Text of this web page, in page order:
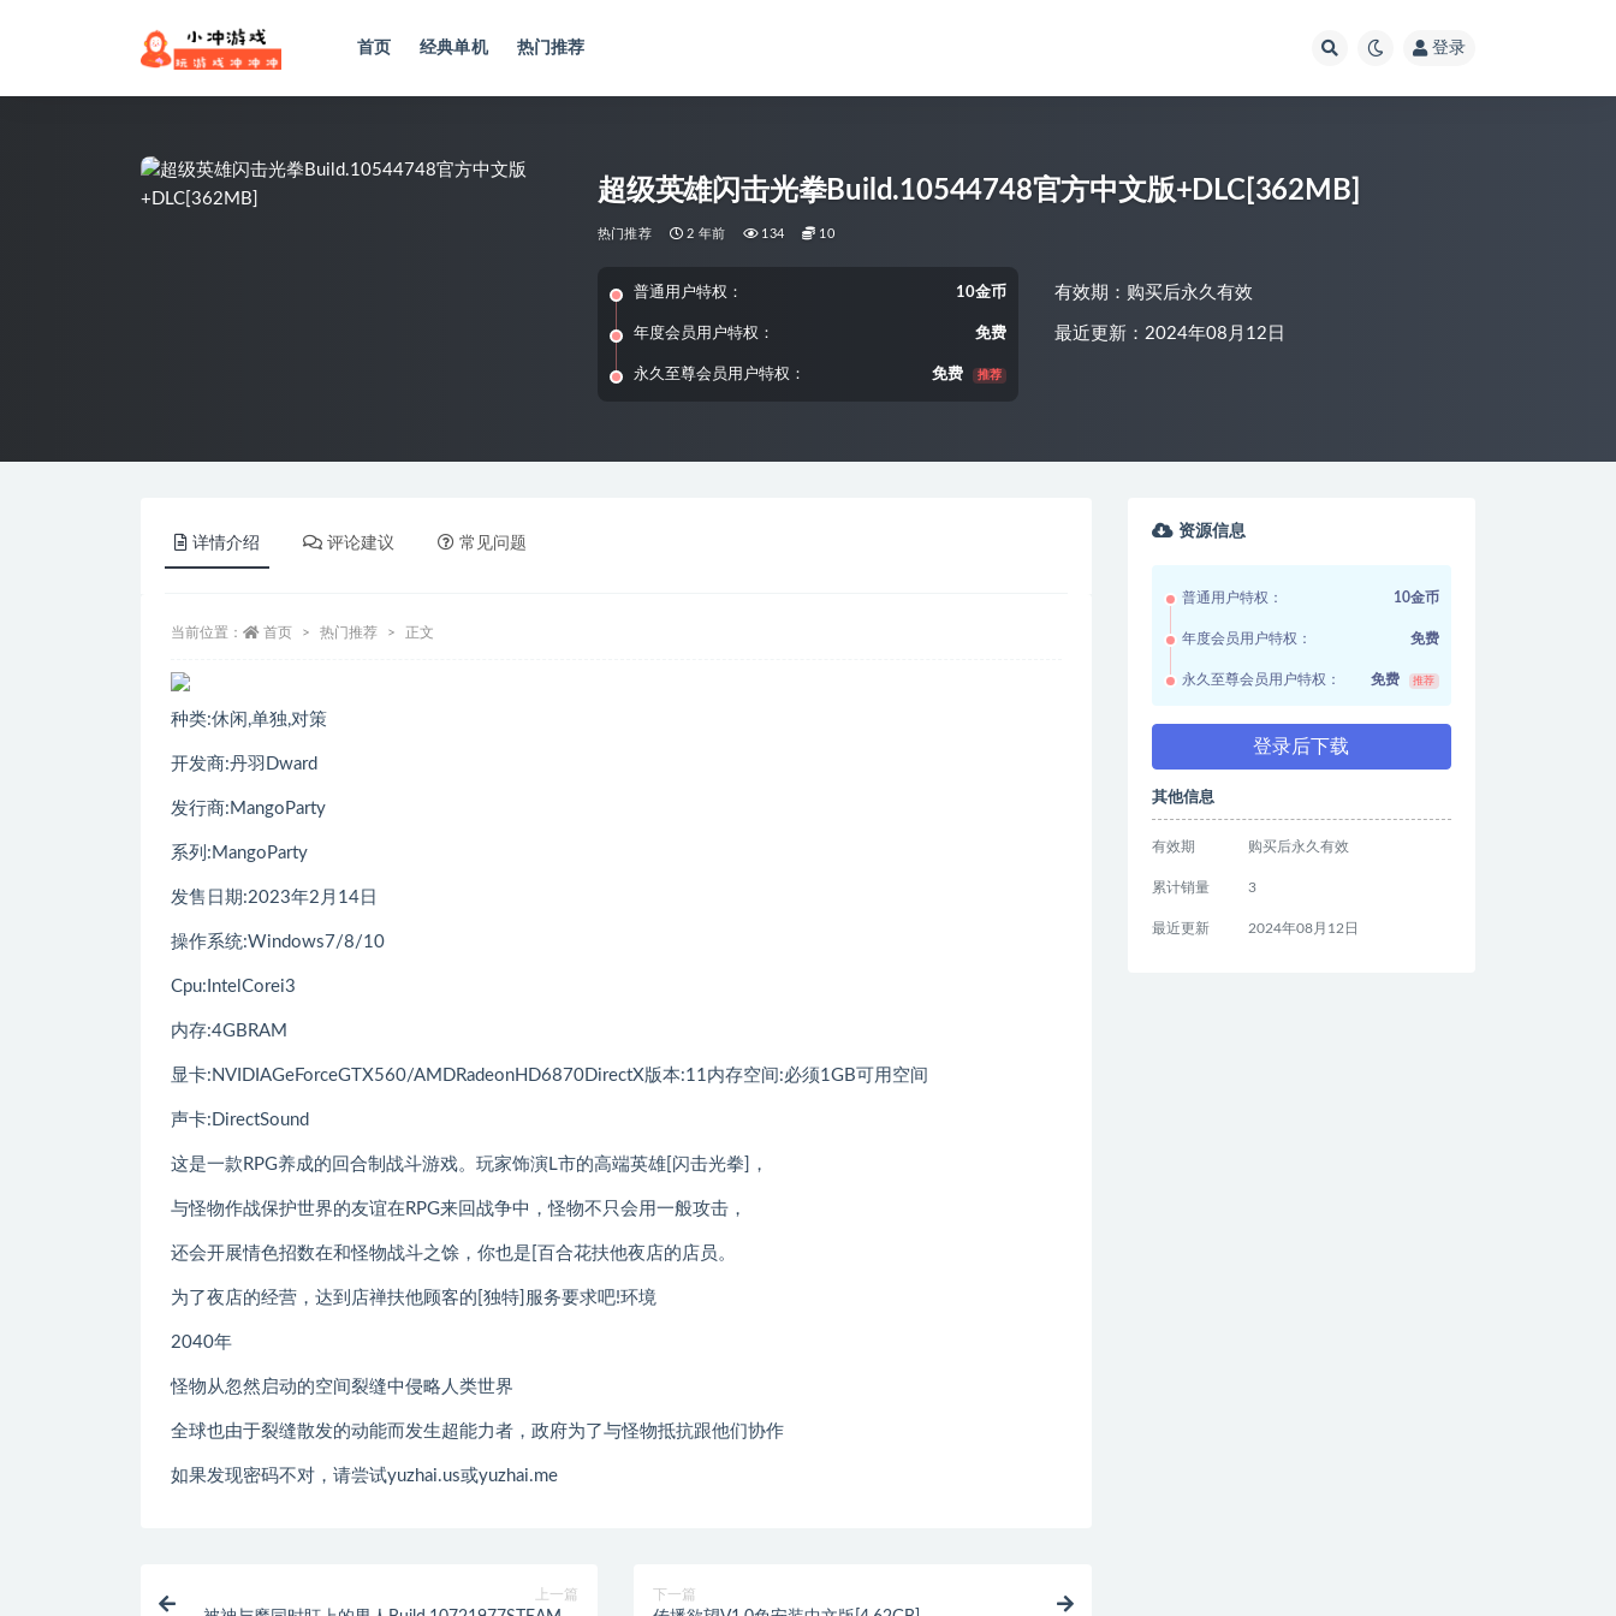
首页 经典单机 热门推荐 登录
超级英雄闪击光拳Build.10544748官方中文版+DLC[362MB]
热门推荐 2 年前 134 10
普通用户特权： 10金币
年度会员用户特权： 免费
永久至尊会员用户特权： 免费 推荐
有效期：购买后永久有效
最近更新：2024年08月12日
详情介绍 评论建议 常见问题
当前位置： 首页 热门推荐 正文
种类:休闲,单独,对策
开发商:丹羽Dward
发行商:MangoParty
系列:MangoParty
发售日期:2023年2月14日
操作系统:Windows7/8/10
Cpu:IntelCorei3
内存:4GBRAM
显卡:NVIDIAGeForceGTX560/AMDRadeonHD6870DirectX版本:11内存空间:必须1GB可用空间
声卡:DirectSound
这是一款RPG养成的回合制战斗游戏。玩家饰演L市的高端英雄[闪击光拳]，
与怪物作战保护世界的友谊在RPG来回战争中，怪物不只会用一般攻击，
还会开展情色招数在和怪物战斗之馀，你也是[百合花扶他夜店的店员。
为了夜店的经营，达到店禅扶他顾客的[独特]服务要求吧!环境
2040年
怪物从忽然启动的空间裂缝中侵略人类世界
全球也由于裂缝散发的动能而发生超能力者，政府为了与怪物抵抗跟他们协作
如果发现密码不对，请尝试yuzhai.us或yuzhai.me
上一篇 下一篇
资源信息
普通用户特权： 10金币
年度会员用户特权： 免费
永久至尊会员用户特权： 免费 推荐
登录后下载
其他信息
有效期 购买后永久有效
累计销量 3
最近更新 2024年08月12日